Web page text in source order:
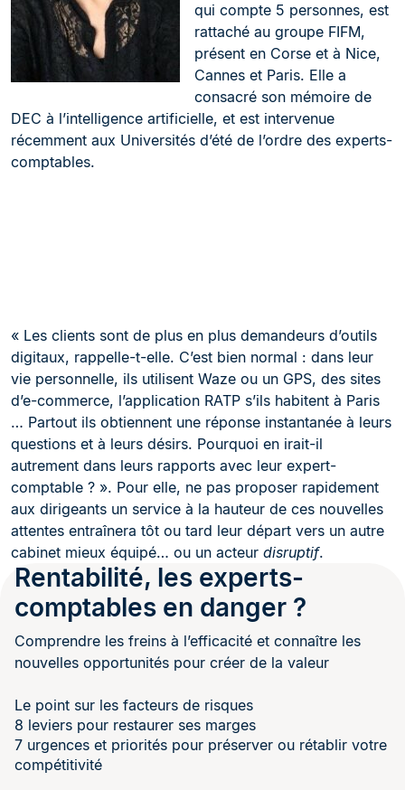
qui compte 5 personnes, est
rattaché au groupe FIFM,
présent en Corse et à Nice,
Cannes et Paris. Elle a
consacré son mémoire de
DEC à l’intelligence artificielle, et est intervenue
récemment aux Universités d’été de l’ordre des experts-
comptables.
« Les clients sont de plus en plus demandeurs d’outils
digitaux, rappelle-t-elle. C’est bien normal : dans leur
vie personnelle, ils utilisent Waze ou un GPS, des sites
d’e-commerce, l’application RATP s’ils habitent à Paris
… Partout ils obtiennent une réponse instantanée à leurs
questions et à leurs désirs. Pourquoi en irait-il
autrement dans leurs rapports avec leur expert-
comptable ? ». Pour elle, ne pas proposer rapidement
aux dirigeants un service à la hauteur de ces nouvelles
attentes entraînera tôt ou tard leur départ vers un autre
cabinet mieux équipé… ou un acteur disruptif.
Rentabilité, les experts-
comptables en danger ?
Comprendre les freins à l’efficacité et connaître les
nouvelles opportunités pour créer de la valeur
Le point sur les facteurs de risques
8 leviers pour restaurer ses marges
7 urgences et priorités pour préserver ou rétablir votre
compétitivité